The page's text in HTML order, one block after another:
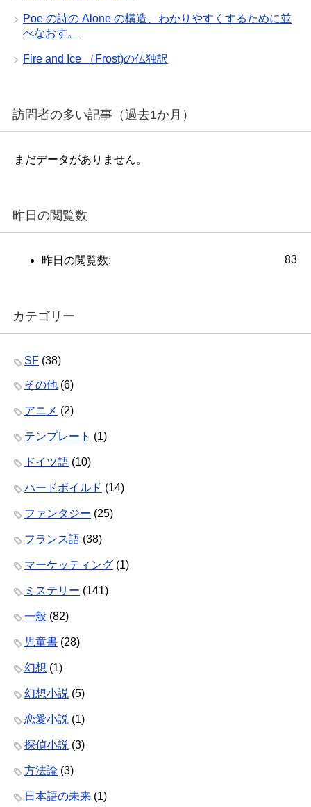
Poe の詩の Alone の構造、わかりやすくするために並
べなおす。
Fire and Ice （Frost)の仏独訳
訪問者の多い記事（過去1か月）
まだデータがありません。
昨日の閲覧数
83
昨日の閲覧数:
カテゴリー
SF (38)
その他 (6)
アニメ (2)
テンプレート (1)
ドイツ語 (10)
ハードボイルド (14)
ファンタジー (25)
フランス語 (38)
マーケッティング (1)
ミステリー (141)
一般 (82)
児童書 (28)
幻想 (1)
幻想小説 (5)
恋愛小説 (1)
探偵小説 (3)
方法論 (3)
日本語の未来 (1)